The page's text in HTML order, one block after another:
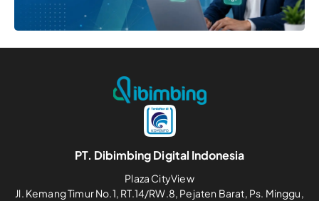
PT. Dibimbing Digital Indonesia
Plaza CityView
Jl. Kemang Timur No.1, RT.14/RW.8, Pejaten Barat, Ps. Minggu,